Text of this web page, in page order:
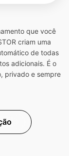
que você
criam uma
de todas
adicionais. É o
privado e sempre